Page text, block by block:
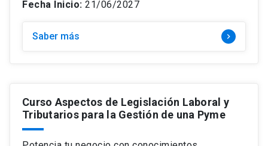
Fecha Inicio: 21/06/2027
Saber más keyboard_arrow_right
Curso Aspectos de Legislación Laboral y
Tributarios para la Gestión de una Pyme